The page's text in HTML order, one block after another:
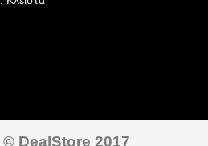
DealStore 2017